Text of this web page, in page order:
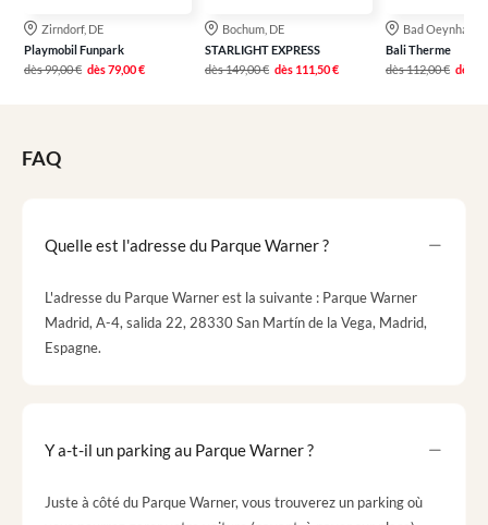
Zirndorf, DE
Playmobil Funpark
dès99,00 € dès79,00 €
Bochum, DE
STARLIGHT EXPRESS
dès149,00 € dès 111,50 €
Bad
Bali Therme
dès112,00 € dès
FAQ
Quelle est l'adresse du Parque Warner ?
L'adresse du Parque Warner est la suivante : Parque Warner
Madrid, A-4, salida 22, 28330 San Martín de la Vega, Madrid,
Espagne.
Y a-t-il un parking au Parque Warner ?
Juste à côté du Parque Warner, vous trouverez un parking où